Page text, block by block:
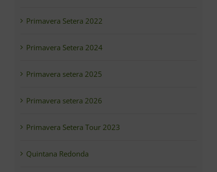
Primavera Setera 2022
Primavera Setera 2024
Primavera setera 2025
Primavera setera 2026
Primavera Setera Tour 2023
Quintana Redonda